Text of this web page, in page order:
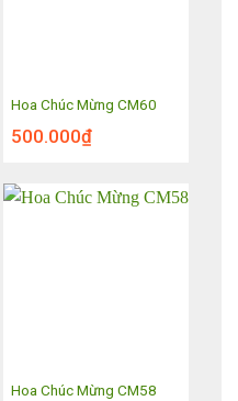
Hoa Chúc Mừng CM60
500.000₫
Hoa Chúc Mừng CM58